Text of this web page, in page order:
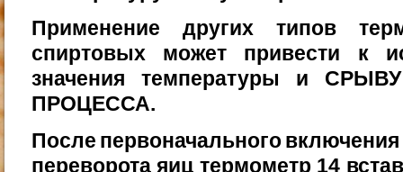
Применение других типов
спиртовых может привести к
значения температуры и
ПРОЦЕССА.
После первоначального включения
переворота яиц тер­мометр 14